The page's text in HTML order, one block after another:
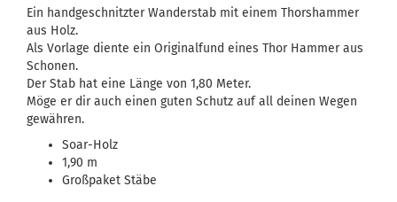
Ein handgeschnitzter Wanderstab mit einem Thorshammer
aus Holz.
Als Vorlage diente ein Originalfund eines Thor Hammer aus
Schonen.
Der Stab hat eine Länge von 1,80 Meter.
Möge er dir auch einen guten Schutz auf all deinen Wegen
gewähren.
Soar-Holz
1,90 m
Großpaket Stäbe